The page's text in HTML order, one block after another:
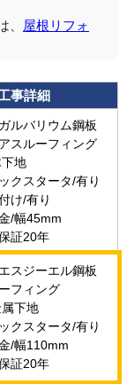
、
屋根リフォ
事詳細
ルバリウム鋼板
スルーフィング
下地
クスタータ/有り
け/有り
/幅45mm
証20年
スジーエル鋼板
フィング
属下地
クスタータ/有り
/幅110mm
証20年